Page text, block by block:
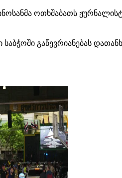
ოთხშაბათს
საბჭოში გაწევრიანებას